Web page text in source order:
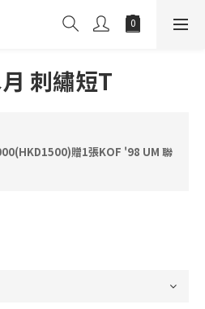
刺繡短T
贈1張KOF '98 UM 聯